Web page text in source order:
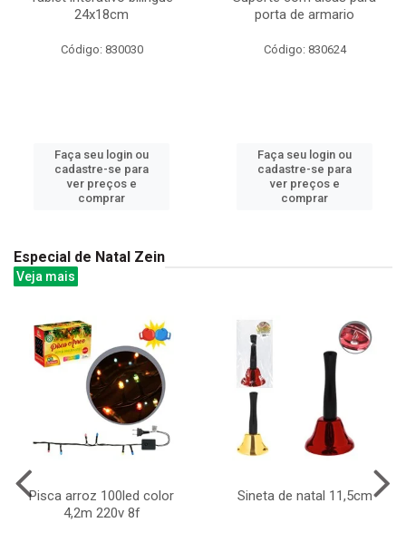
24x18cm
Código: 830030
Faça seu login ou
cadastre-se para
ver preços e
comprar
porta de armario
Código: 830624
Faça seu login ou
cadastre-se para
ver preços e
comprar
Especial de Natal Zein
Veja mais
Pisca arroz 100led color
4,2m 220v 8f
Sineta de natal 11,5cm